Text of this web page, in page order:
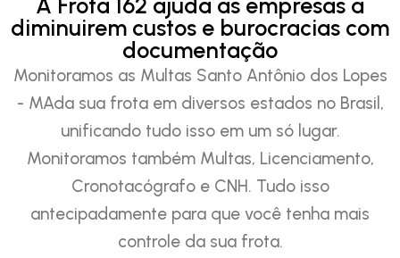
diminuirem custos e burocracias com
documentação
Monitoramos as Multas Santo Antônio dos Lopes
- MAda sua frota em diversos estados no Brasil,
unificando tudo isso em um só lugar.
Monitoramos também Multas, Licenciamento,
Cronotacógrafo e CNH. Tudo isso
antecipadamente para que você tenha mais
controle da sua frota.